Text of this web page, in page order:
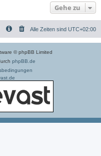
Gehe zu
Alle Zeiten sind UTC+02:00
© phpBB Limited
phpBB.de